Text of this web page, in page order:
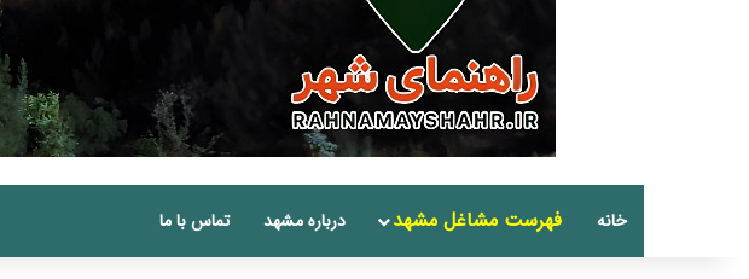
خانه فهرست مشاغل مشهد درباره مشهد تماس با ما